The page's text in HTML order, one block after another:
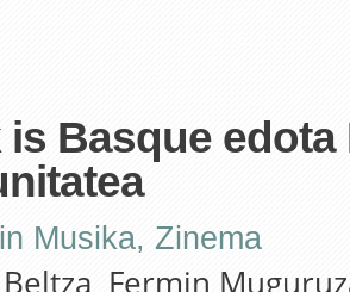
is Basque edota
Musika, Zinema
Beltza Fermin